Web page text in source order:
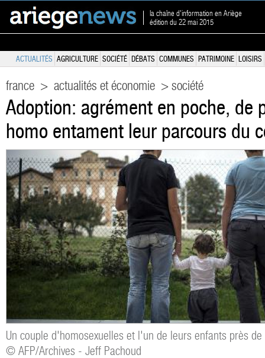
la chaîne d'information en Ariège
édition du 22 mai 2015
ACTUALITÉS AGRICULTURE SOCIÉTÉ DÉBATS COMMUNES PATRIMOINE LOISIRS
france > actualités et économie > société
Adoption: agrément en poche, de
homo entament leur parcours du
Un couple d'homosexuelles et l'un de leurs enfants près
© AFP/Archives - Jeff Pachoud